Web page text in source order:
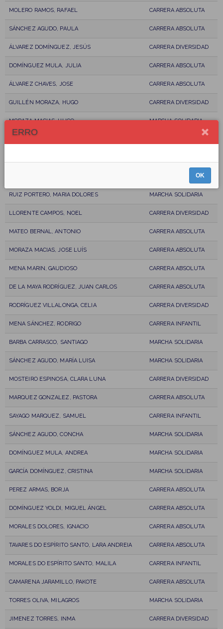
MOLERO RAMOS, RAFAEL CARRERA ABSOLUTA
SÁNCHEZ AGUDO, PAULA CARRERA ABSOLUTA
ÁLVAREZ DOMÍNGUEZ, JESÚS CARRERA DIVERSIDAD
DOMÍNGUEZ MULA, JULIA CARRERA ABSOLUTA
ÁLVAREZ CHAVES, JOSE CARRERA ABSOLUTA
GUILLÉN MORAZA, HUGO CARRERA DIVERSIDAD
MORAZA MACIAS, HUGO MARCHA SOLIDARIA
CARRERA DIVERSIDAD
RUIZ PORTERO, MARIA DOLORES MARCHA SOLIDARIA
LLORENTE CAMPOS, NOEL CARRERA DIVERSIDAD
MATEO BERNAL, ANTONIO CARRERA ABSOLUTA
MORAZA MACIAS, JOSE LUÍS CARRERA ABSOLUTA
MENA MARIN, GAUDIOSO CARRERA ABSOLUTA
DE LA MAYA RODRÍGUEZ, JUAN CARLOS CARRERA ABSOLUTA
RODRÍGUEZ VILLALONGA, CELIA CARRERA DIVERSIDAD
MENA SÁNCHEZ, RODRIGO CARRERA INFANTIL
BARBA CARRASCO, SANTIAGO MARCHA SOLIDARIA
SÁNCHEZ AGUDO, MARÍA LUISA MARCHA SOLIDARIA
MOSTEIRO ESPINOSA, CLARA LUNA CARRERA DIVERSIDAD
MARQUEZ GONZALEZ, PASTORA CARRERA ABSOLUTA
SAYAGO MARQUEZ, SAMUEL CARRERA INFANTIL
SÁNCHEZ AGUDO, CONCHA MARCHA SOLIDARIA
DOMÍNGUEZ MULA, ANDREA MARCHA SOLIDARIA
GARCÍA DOMÍNGUEZ, CRISTINA MARCHA SOLIDARIA
PEREZ ARMAS, BORJA CARRERA ABSOLUTA
DOMÍNGUEZ YOLDI, MIGUEL ÁNGEL CARRERA ABSOLUTA
MORALES DOLORES, IGNACIO CARRERA ABSOLUTA
TAVARES DO ESPÍRITO SANTO, LARA ANDREIA CARRERA ABSOLUTA
MORALES DO ESPÍRITO SANTO, MALILA CARRERA INFANTIL
CAMARENA JARAMILLO, PAKOTE CARRERA ABSOLUTA
TORRES OLIVA, MILAGROS MARCHA SOLIDARIA
JIMENEZ TORRES, INMA CARRERA DIVERSIDAD
ERRO
OK